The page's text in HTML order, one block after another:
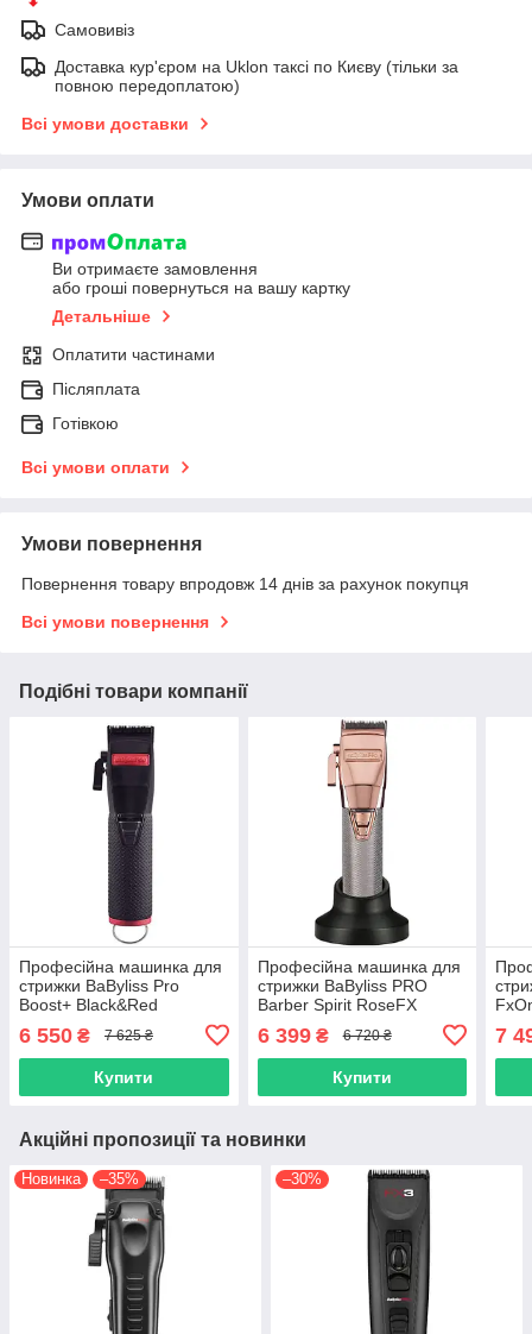
Самовивіз
Доставка кур'єром на Uklon таксі по Києву (тільки за
повною передоплатою)
Всі умови доставки
Умови оплати
Ви отримаєте замовлення
або гроші повернуться на вашу картку
Детальніше
Оплатити частинами
Післяплата
Готівкою
Всі умови оплати
Умови повернення
Повернення товару впродовж 14 днів за рахунок покупця
Всі умови повернення
Подібні товари компанії
Професійна машинка для
стрижки BaByliss Pro
Boost+ Black&Red
6 550 ₴ 7 625 ₴
Купити
Професійна машинка для
стрижки BaByliss PRO
Barber Spirit RoseFX
6 399₴ 6 720 ₴
Купити
7
Акційні пропозиції та новинки
Новинка –35% –30%